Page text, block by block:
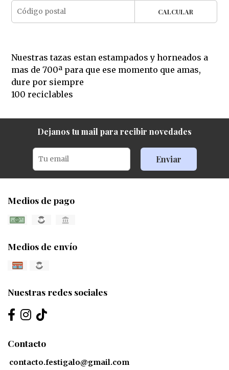
CALCULAR
Nuestras tazas estan estampados y horneados a
mas de 700ª para que ese momento que amas,
dure por siempre
100 reciclables
Dejanos tu mail para recibir novedades
Enviar
Medios de pago
Medios de envío
Nuestras redes sociales
Contacto
contacto.festigalo@gmail.com